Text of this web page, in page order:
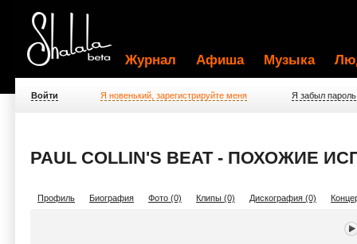
Журнал Афиша Музыка
Войти Я новенький, зарегистрируйте меня Я забыл пароль
PAUL COLLIN'S BEAT - ПОХОЖИЕ
Профиль Биография Фото (0) Клипы (0) Дискография (0)